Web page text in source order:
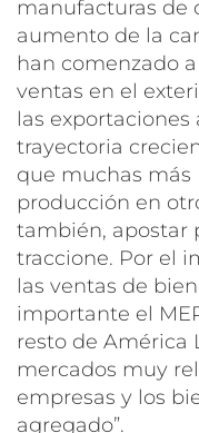
manufacturas de
aumento de la
han comenzado
ventas en el
las
trayectoria
que muchas más
producción en
también, apostar
traccione. Por el
las ventas de
importante el
resto de América
mercados muy
empresas y los
agregado”.